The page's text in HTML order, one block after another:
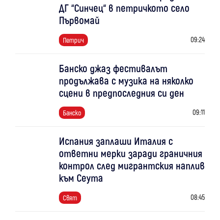
ДГ “Синчец“ в петричкото село
Първомай
Петрич 09:24
Банско джаз фестивалът
продължава с музика на няколко
сцени в предпоследния си ден
Банско 09:11
Испания заплаши Италия с
ответни мерки заради граничния
контрол след мигрантския наплив
към Сеута
Свят 08:45